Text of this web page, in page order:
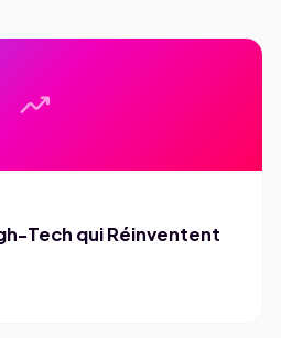
trending_up
Tech qui Réinventent